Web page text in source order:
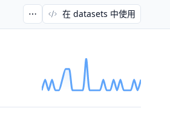
在 datasets 中使用